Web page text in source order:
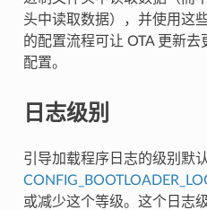
头中读取数据），并使用这
的配置流程可让 OTA 更新去
配置。
日志级别
引导加载程序日志的级别默
或减少这个等级。这个日志